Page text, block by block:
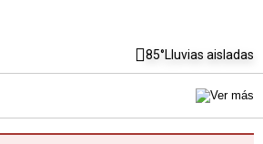
85°Lluvias aisladas